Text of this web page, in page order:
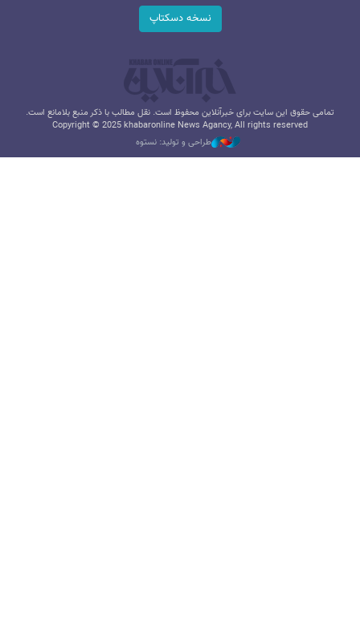
نسخه دسکتاپ
تمامی حقوق این سایت برای خبرآنلاین محفوظ است. نقل مطالب با ذکر منبع بلامانع است.
Copyright © 2025 khabaronline News Agancy, All rights reserved
طراحی و تولید: نستوه